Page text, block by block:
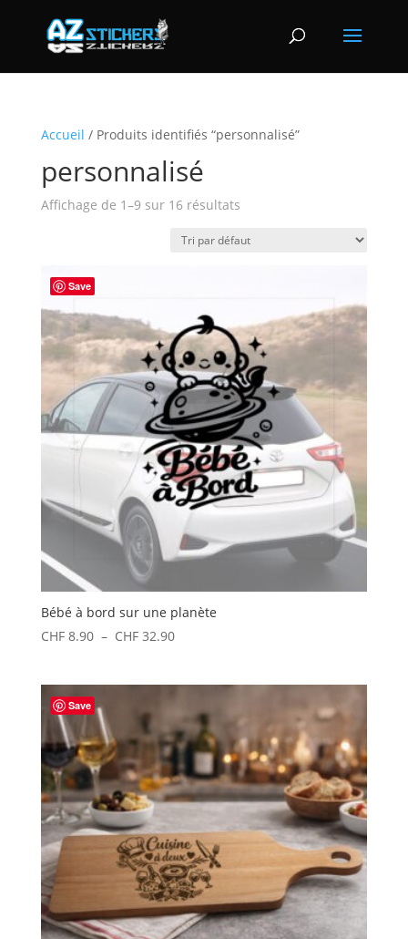
Accueil / Produits identifiés “personnalisé”
personnalisé
Affichage de 1–9 sur 16 résultats
Save
Bébé à bord sur une planète
CHF8.90 – CHF32.90Plage
CHF 8.90
à
CHF 32.90
Save